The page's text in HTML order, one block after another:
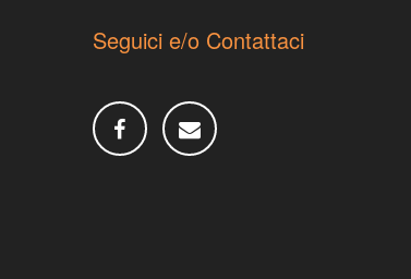
Seguici e/o Contattaci